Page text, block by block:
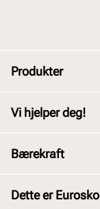
Produkter
Barn
Vi hjelper deg!
Kjøpsbetingelser
Bærekraft
Dette er Eurosko